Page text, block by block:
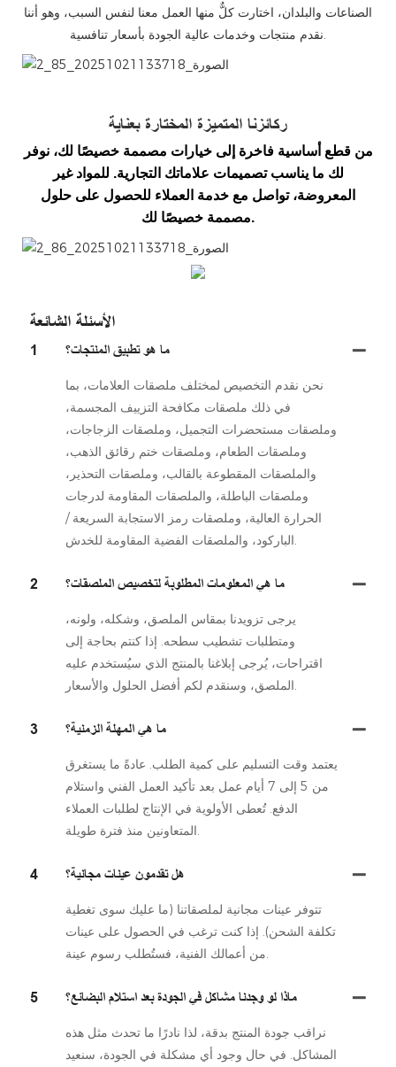
الصناعات والبلدان، اختارت كلٌّ منها العمل معنا لنفس السبب، وهو أننا
نقدم منتجات وخدمات عالية الجودة بأسعار تنافسية.
微信图片_20251021133718_85_2
ركائزنا المتميزة المختارة بعناية
من قطع أساسية فاخرة إلى خيارات مصممة خصيصًا لك، نوفر
لك ما يناسب تصميمات علاماتك التجارية. للمواد غير
المعروضة، تواصل مع خدمة العملاء للحصول على حلول
مصممة خصيصًا لك.
الأسئلة الشائعة
1 ما هو تطبيق المنتجات؟
نحن نقدم التخصيص لمختلف ملصقات العلامات، بما
في ذلك ملصقات مكافحة التزييف المجسمة،
وملصقات مستحضرات التجميل، وملصقات الزجاجات،
وملصقات الطعام، وملصقات ختم رقائق الذهب،
والملصقات المقطوعة بالقالب، وملصقات التحذير،
وملصقات الباطلة، والملصقات المقاومة لدرجات
الحرارة العالية، وملصقات رمز الاستجابة السريعة /
الباركود، والملصقات الفضية المقاومة للخدش.
2 ما هي المعلومات المطلوبة لتخصيص الملصقات؟
يرجى تزويدنا بمقاس الملصق، وشكله، ولونه،
ومتطلبات تشطيب سطحه. إذا كنتم بحاجة إلى
اقتراحات، يُرجى إبلاغنا بالمنتج الذي سيُستخدم عليه
الملصق، وسنقدم لكم أفضل الحلول والأسعار.
3 ما هي المهلة الزمنية؟
يعتمد وقت التسليم على كمية الطلب. عادةً ما يستغرق
من 5 إلى 7 أيام عمل بعد تأكيد العمل الفني واستلام
الدفع. تُعطى الأولوية في الإنتاج لطلبات العملاء
المتعاونين منذ فترة طويلة.
4 هل تقدمون عينات مجانية؟
تتوفر عينات مجانية لملصقاتنا (ما عليك سوى تغطية
تكلفة الشحن). إذا كنت ترغب في الحصول على عينات
من أعمالك الفنية، فستُطلب رسوم عينة.
5 ماذا لو وجدنا مشاكل في الجودة بعد استلام البضائع؟
نراقب جودة المنتج بدقة، لذا نادرًا ما تحدث مثل هذه
المشاكل. في حال وجود أي مشكلة في الجودة، سنعيد